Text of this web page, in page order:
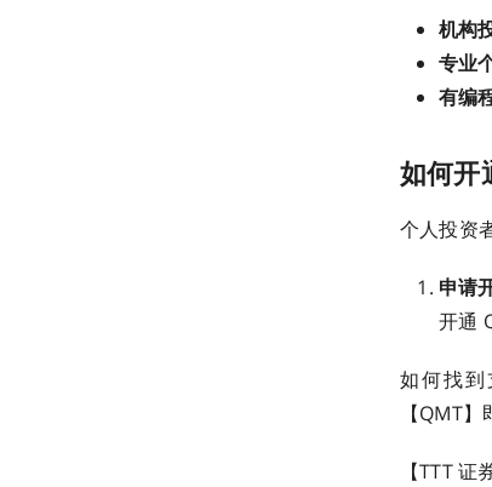
机构
专业
有编
如何开
个人投资
申请
开通
如何找
【QMT】
【TTT 证